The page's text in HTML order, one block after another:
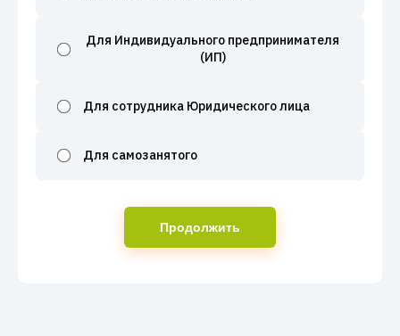
Для Индивидуального предпринимателя
(ИП)
Для сотрудника Юридического лица
Для самозанятого
Продолжить